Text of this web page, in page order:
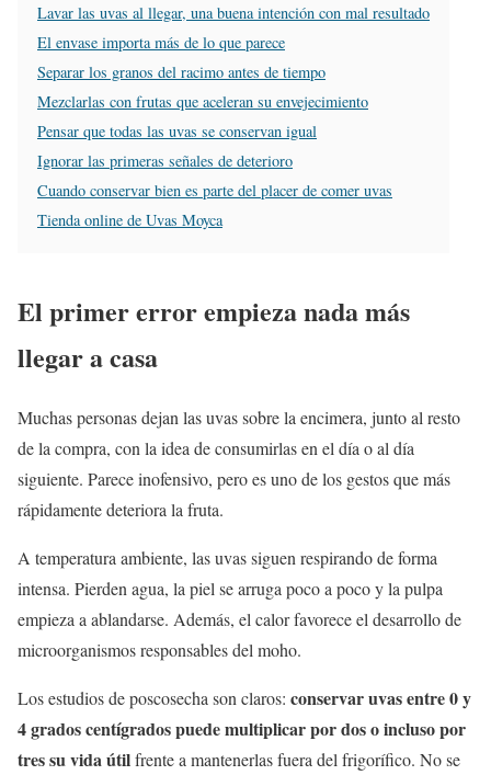
Lavar las uvas al llegar, una buena intención con mal resultado
El envase importa más de lo que parece
Separar los granos del racimo antes de tiempo
Mezclarlas con frutas que aceleran su envejecimiento
Pensar que todas las uvas se conservan igual
Ignorar las primeras señales de deterioro
Cuando conservar bien es parte del placer de comer uvas
Tienda online de Uvas Moyca
El primer error empieza nada más
llegar a casa
Muchas personas dejan las uvas sobre la encimera, junto al resto
de la compra, con la idea de consumirlas en el día o al día
siguiente. Parece inofensivo, pero es uno de los gestos que más
rápidamente deteriora la fruta.
A temperatura ambiente, las uvas siguen respirando de forma
intensa. Pierden agua, la piel se arruga poco a poco y la pulpa
empieza a ablandarse. Además, el calor favorece el desarrollo de
microorganismos responsables del moho.
Los estudios de poscosecha son claros: conservar uvas entre 0 y
4 grados centígrados puede multiplicar por dos o incluso por
tres su vida útilfrente a mantenerlas fuera del frigorífico. No se